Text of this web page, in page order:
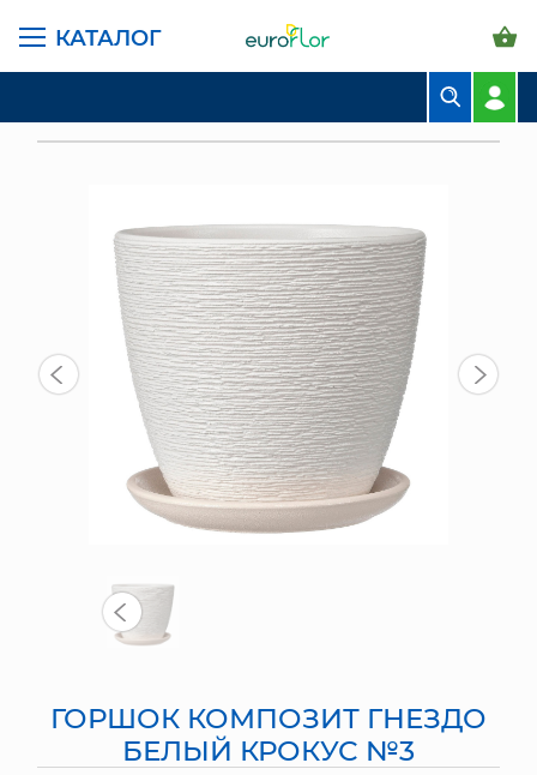
КАТАЛОГ
СВАДЕБНАЯ ФЛОРИСТИКА
КОМНАТНЫЕ РАСТЕНИЯ
ГОРШКИ И КАШПО
ГРУНТЫ И УДОБРЕНИЯ
ПРЕДМЕТЫ ИНТЕРЬЕРА
ВАЗЫ
СУНДУКИ
ГЛАВНАЯ СТРАНИЦА КАТАЛОГ
ГОРШКИ И КАШПО
ГОРШОК КОМПОЗИТ ГНЕЗДО
БЕЛЫЙ КРОКУС №3